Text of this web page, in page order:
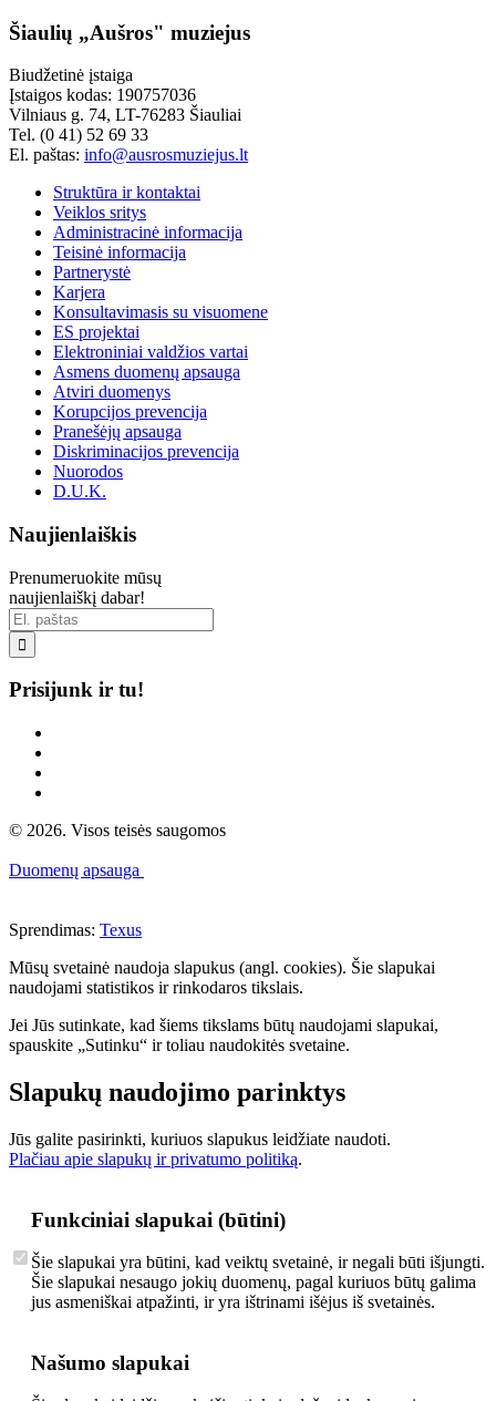
Šiaulių „Aušros" muziejus
Biudžetinė įstaiga
Įstaigos kodas: 190757036
Vilniaus g. 74, LT-76283 Šiauliai
Tel. (0 41) 52 69 33
El. paštas: info@ausrosmuziejus.lt
Struktūra ir kontaktai
Veiklos sritys
Administracinė informacija
Teisinė informacija
Partnerystė
Karjera
Konsultavimasis su visuomene
ES projektai
Elektroniniai valdžios vartai
Asmens duomenų apsauga
Atviri duomenys
Korupcijos prevencija
Pranešėjų apsauga
Diskriminacijos prevencija
Nuorodos
D.U.K.
Naujienlaiškis
Prenumeruokite mūsų
naujienlaiškį dabar!

Prisijunk ir tu!
© 2026. Visos teisės saugomos
Duomenų apsauga
Sprendimas: Texus
Mūsų svetainė naudoja slapukus (angl. cookies). Šie slapukai
naudojami statistikos ir rinkodaros tikslais.
Jei Jūs sutinkate, kad šiems tikslams būtų naudojami slapukai,
spauskite „Sutinku“ ir toliau naudokitės svetaine.
Slapukų naudojimo parinktys
Jūs galite pasirinkti, kuriuos slapukus leidžiate naudoti.
Plačiau apie slapukų ir privatumo politiką.
Funkciniai slapukai (būtini)
Šie slapukai yra būtini, kad veiktų svetainė, ir negali būti išjungti.
Šie slapukai nesaugo jokių duomenų, pagal kuriuos būtų galima
jus asmeniškai atpažinti, ir yra ištrinami išėjus iš svetainės.
Našumo slapukai